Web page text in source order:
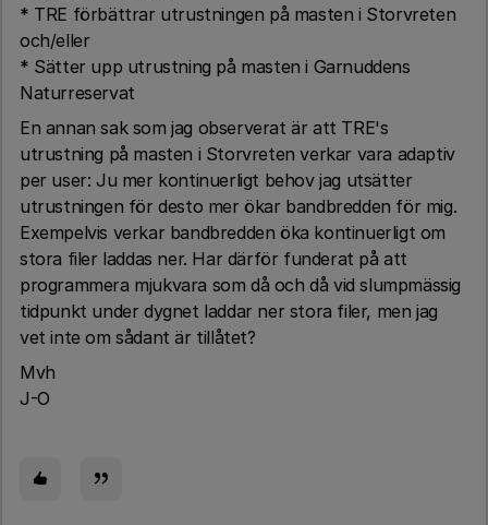
* TRE förbättrar utrustningen på masten i Storvreten
och/eller
* Sätter upp utrustning på masten i Garnuddens
Naturreservat
En annan sak som jag observerat är att TRE's
utrustning på masten i Storvreten verkar vara adaptiv
per user: Ju mer kontinuerligt behov jag utsätter
utrustningen för desto mer ökar bandbredden för mig.
Exempelvis verkar bandbredden öka kontinuerligt om
stora filer laddas ner. Har därför funderat på att
programmera mjukvara som då och då vid slumpmässig
tidpunkt under dygnet laddar ner stora filer, men jag
vet inte om sådant är tillåtet?
Mvh
J-O